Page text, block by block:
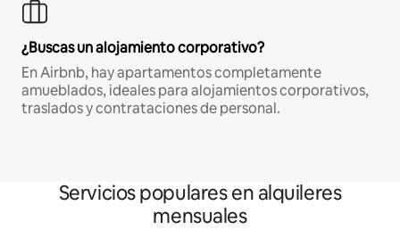
¿Buscas un alojamiento corporativo?
En Airbnb, hay apartamentos completamente
amueblados, ideales para alojamientos corporativos,
traslados y contrataciones de personal.
Servicios populares en alquileres
mensuales